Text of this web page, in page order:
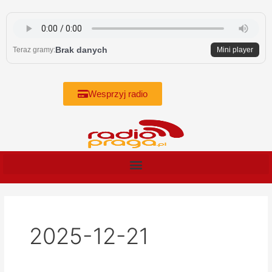
content
Teraz gramy:Brak danych Mini player
Wesprzyj radio
2025-12-21